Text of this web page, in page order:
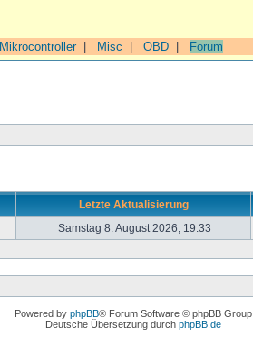
Mikrocontroller| Misc OBD Forum
Letzte Aktualisierung
Samstag 8. August 2026, 19:33
Powered by phpBB® Forum Software © phpBB Group
Deutsche Übersetzung durch phpBB.de